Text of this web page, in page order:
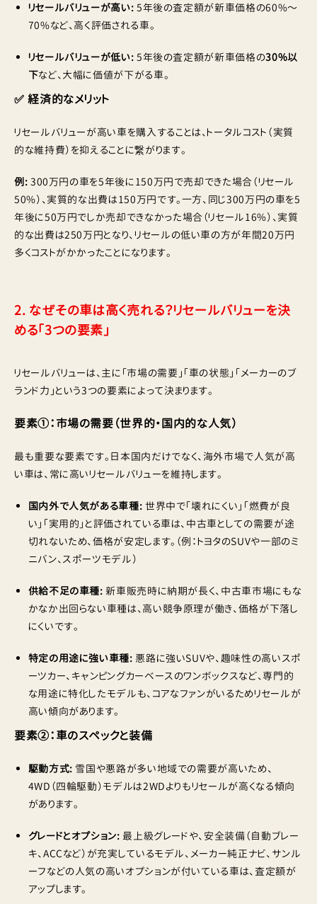
リセールバリューが高い: 5年後の査定額が新車価格の60%〜
70%など、高く評価される車。
リセールバリューが低い: 5年後の査定額が新車価格の30%以
下など、大幅に価値が下がる車。
✅ 経済的なメリット
リセールバリューが高い車を購入することは、トータルコスト（実質
的な維持費）を抑えることに繋がります。
例: 300万円の車を5年後に150万円で売却できた場合（リセール
50%）、実質的な出費は150万円です。一方、同じ300万円の車を5
年後に50万円でしか売却できなかった場合（リセール16%）、実質
的な出費は250万円となり、リセールの低い車の方が年間20万円
多くコストがかかったことになります。
2. なぜその車は高く売れる？リセールバリューを決
める「3つの要素」
リセールバリューは、主に「市場の需要」「車の状態」「メーカーのブ
ランド力」という3つの要素によって決まります。
要素①：市場の需要（世界的・国内的な人気）
最も重要な要素です。日本国内だけでなく、海外市場で人気が高
い車は、常に高いリセールバリューを維持します。
国内外で人気がある車種: 世界中で「壊れにくい」「燃費が良
い」「実用的」と評価されている車は、中古車としての需要が途
切れないため、価格が安定します。（例：トヨタのSUVや一部のミ
ニバン、スポーツモデル）
供給不足の車種: 新車販売時に納期が長く、中古車市場にもな
かなか出回らない車種は、高い競争原理が働き、価格が下落し
にくいです。
特定の用途に強い車種: 悪路に強いSUVや、趣味性の高いスポ
ーツカー、キャンピングカーベースのワンボックスなど、専門的
な用途に特化したモデルも、コアなファンがいるためリセールが
高い傾向があります。
要素②：車のスペックと装備
駆動方式: 雪国や悪路が多い地域での需要が高いため、
4WD（四輪駆動）モデルは2WDよりもリセールが高くなる傾向
があります。
グレードとオプション: 最上級グレードや、安全装備（自動ブレー
キ、ACCなど）が充実しているモデル、メーカー純正ナビ、サンル
ーフなどの人気の高いオプションが付いている車は、査定額が
アップします。